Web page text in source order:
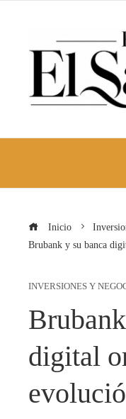
Inicio
Brubank y su banca
INVERSIONES Y
digital